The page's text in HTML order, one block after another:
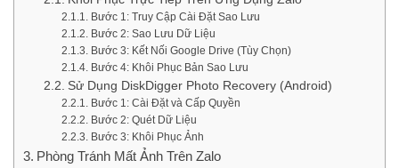
Bước 1: Truy Cập Cài Đặt Sao Lưu
Bước 2: Sao Lưu Dữ Liệu
Bước 3: Kết Nối Google Drive (Tùy Chọn)
Bước 4: Khôi Phục Bản Sao Lưu
Sử Dụng DiskDigger Photo Recovery (Android)
Bước 1: Cài Đặt và Cấp Quyền
Bước 2: Quét Dữ Liệu
Bước 3: Khôi Phục Ảnh
Phòng Tránh Mất Ảnh Trên Zalo